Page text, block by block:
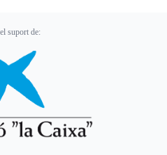
suport de: